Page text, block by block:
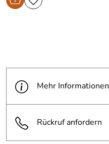
Mehr Informationen
Rückruf anfordern